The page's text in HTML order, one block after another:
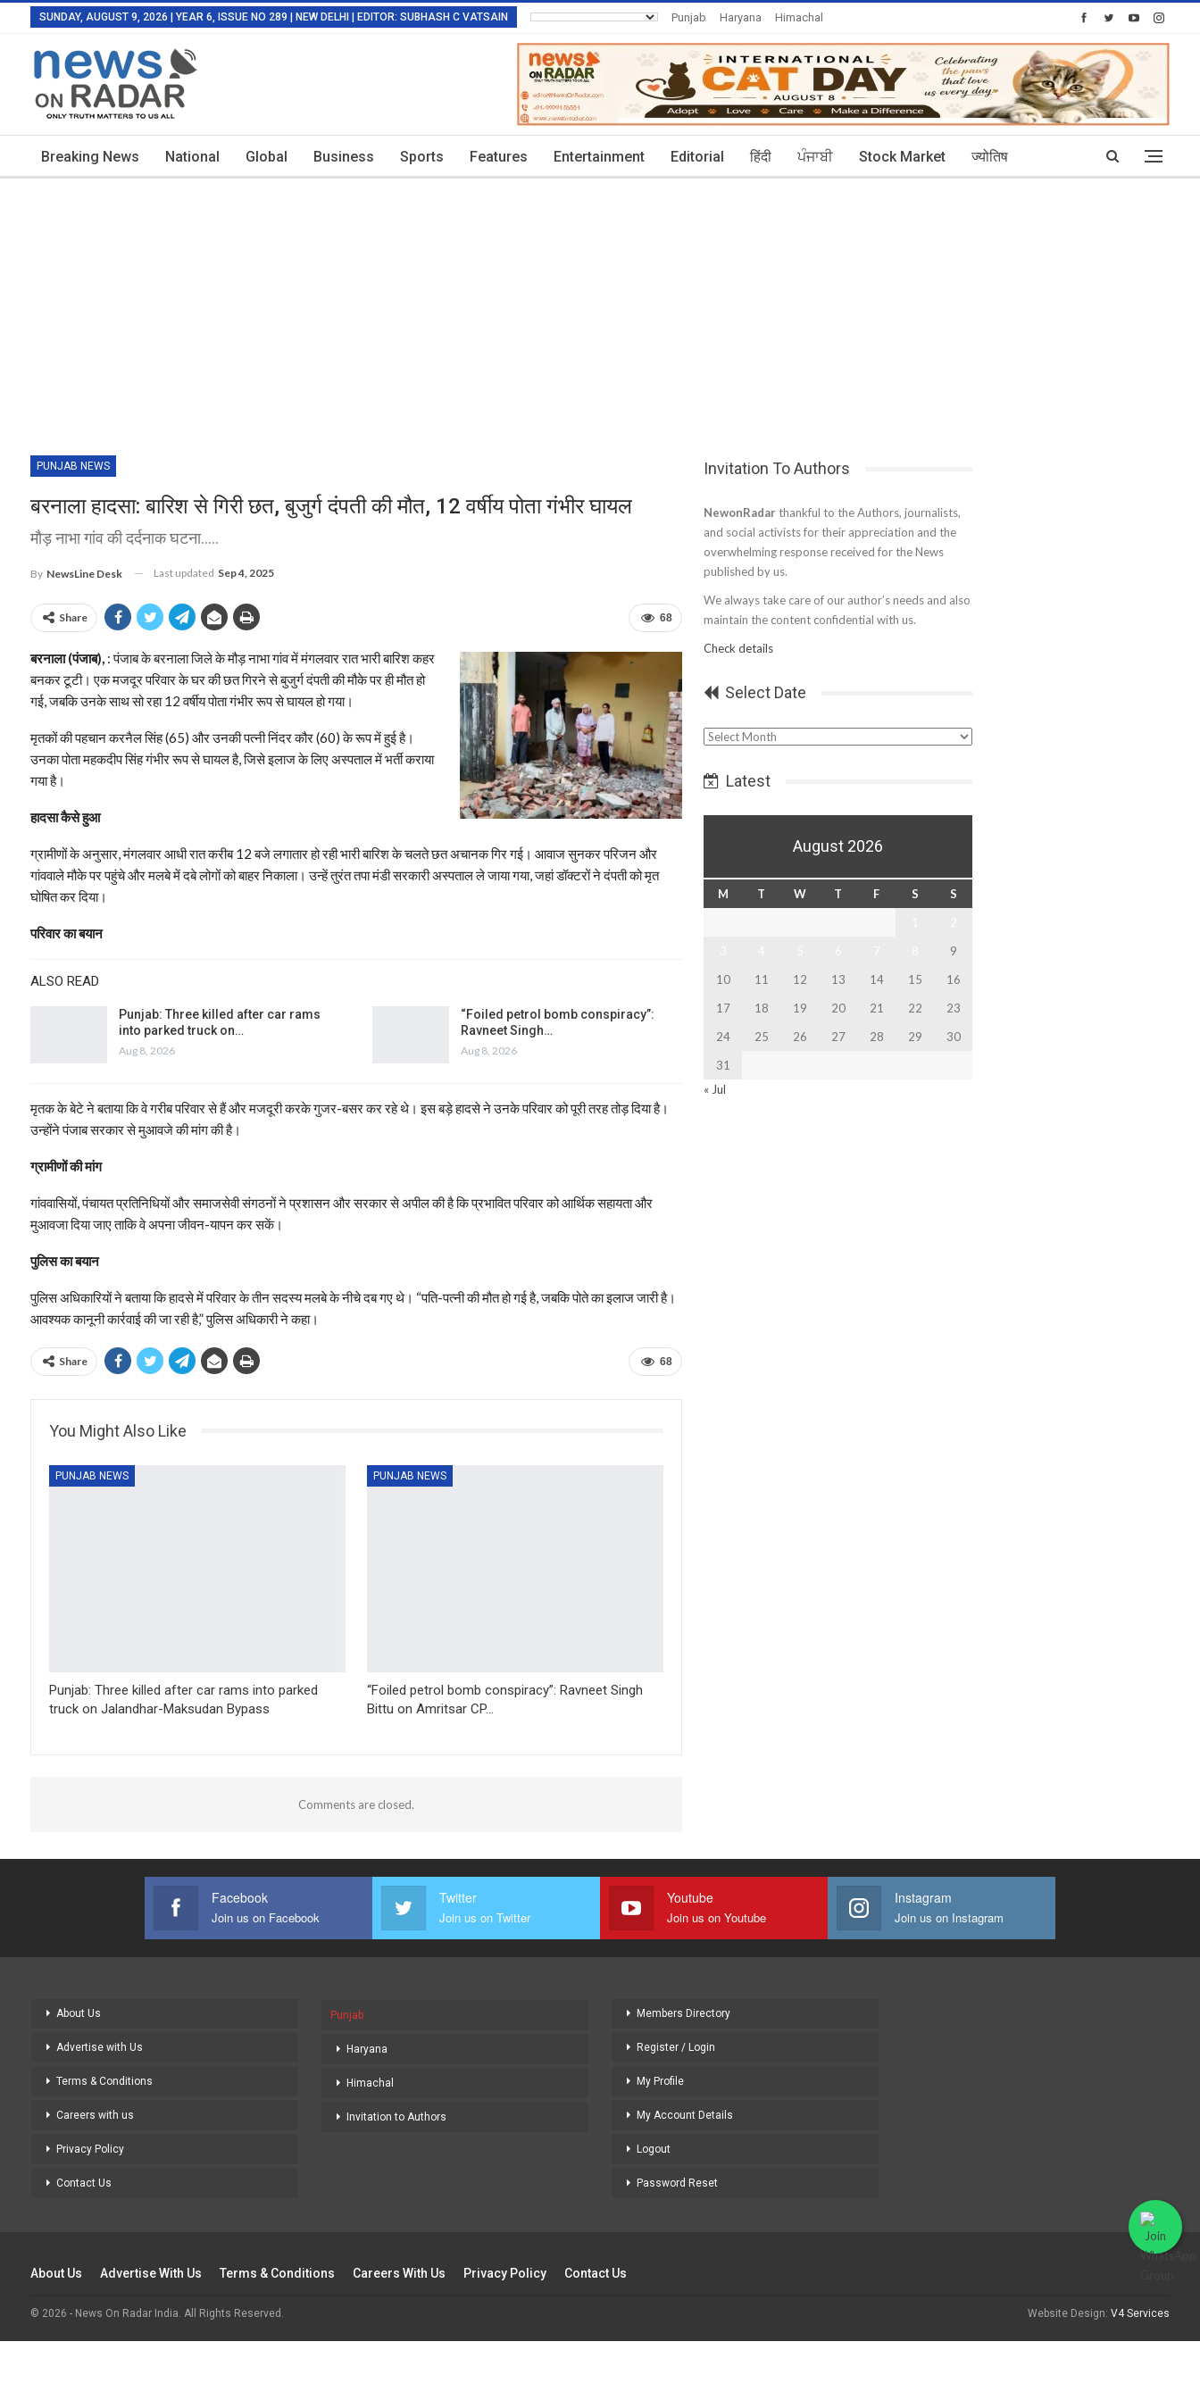
SUNDAY, AUGUST 9, 2026 | YEAR 6, ISSUE NO 289 | NEW DELHI | EDITOR: SUBHASH C VATSAIN Punjab Haryana
Himachal
Invitation To Authors
Today's Posts: 30
Breaking News National Global Business Sports Features Entertainment Editorial हिंदी ਪੰਜਾਬੀ Stock Market ज्योतिष
PUNJAB NEWS
बरनाला हादसा: बारिश से गिरी छत, बुजुर्ग दंपती की मौत, 12 वर्षीय पोता गंभीर घायल
मौड़ नाभा गांव की दर्दनाक घटना.....
By NewsLine Desk Last updated Sep 4, 2025
68
Share
बरनाला (पंजाब), : पंजाब के बरनाला जिले के मौड़ नाभा गांव में मंगलवार रात भारी बारिश कहर
बनकर टूटी। एक मजदूर परिवार के घर की छत गिरने से बुजुर्ग दंपती की मौके पर ही मौत हो
गई, जबकि उनके साथ सो रहा 12 वर्षीय पोता गंभीर रूप से घायल हो गया।
मृतकों की पहचान करनैल सिंह (65) और उनकी पत्नी निंदर कौर (60) के रूप में हुई है।
उनका पोता महकदीप सिंह गंभीर रूप से घायल है, जिसे इलाज के लिए अस्पताल में भर्ती कराया
गया है।
हादसा कैसे हुआ
ग्रामीणों के अनुसार, मंगलवार आधी रात करीब 12 बजे लगातार हो रही भारी बारिश के चलते छत अचानक गिर गई। आवाज सुनकर परिजन और
गांववाले मौके पर पहुंचे और मलबे में दबे लोगों को बाहर निकाला। उन्हें तुरंत तपा मंडी सरकारी अस्पताल ले जाया गया, जहां डॉक्टरों ने दंपती को मृत
घोषित कर दिया।
परिवार का बयान
ALSO READ
Punjab: Three killed after car rams
into parked truck on…
Aug 8, 2026
“Foiled petrol bomb conspiracy”:
Ravneet Singh…
Aug 8, 2026
मृतक के बेटे ने बताया कि वे गरीब परिवार से हैं और मजदूरी करके गुजर-बसर कर रहे थे। इस बड़े हादसे ने उनके परिवार को पूरी तरह तोड़ दिया है।
उन्होंने पंजाब सरकार से मुआवजे की मांग की है।
ग्रामीणों की मांग
गांववासियों, पंचायत प्रतिनिधियों और समाजसेवी संगठनों ने प्रशासन और सरकार से अपील की है कि प्रभावित परिवार को आर्थिक सहायता और
मुआवजा दिया जाए ताकि वे अपना जीवन-यापन कर सकें।
पुलिस का बयान
पुलिस अधिकारियों ने बताया कि हादसे में परिवार के तीन सदस्य मलबे के नीचे दब गए थे। “पति-पत्नी की मौत हो गई है, जबकि पोते का इलाज जारी है।
आवश्यक कानूनी कार्रवाई की जा रही है,” पुलिस अधिकारी ने कहा।
68
Share
You Might Also Like
PUNJAB NEWS
Punjab: Three killed after car rams into parked
truck on Jalandhar-Maksudan Bypass
PUNJAB NEWS
“Foiled petrol bomb conspiracy”: Ravneet Singh
Bittu on Amritsar CP…
Comments are closed.
Invitation To Authors
NewonRadar thankful to the Authors, journalists,
and social activists for their appreciation and the
overwhelming response received for the News
published by us.
We always take care of our author’s needs and also
maintain the content confidential with us.
Check details
Select Date
Select
Latest
August 2026
M T W T F S
S
9
10
11 12 13 14 15
16
17
18 19 20 21 22
23
24
25 26 27 28 29
30
31
« Jul
Facebook
Join us on Facebook
Twitter
Join us on Twitter
Youtube
Join us on Youtube
Instagram
Join us on Instagram
About Us
Advertise with Us
Terms & Conditions
Careers with us
Privacy Policy
Contact Us
Punjab
Haryana
Himachal
Invitation to Authors
Members Directory
Register / Login
My Profile
My Account Details
Logout
Password Reset
About Us Advertise With Us Terms & Conditions Careers With Us Privacy Policy Contact Us
© 2026 - News On Radar India. All Rights Reserved. Website Design: V4 Services